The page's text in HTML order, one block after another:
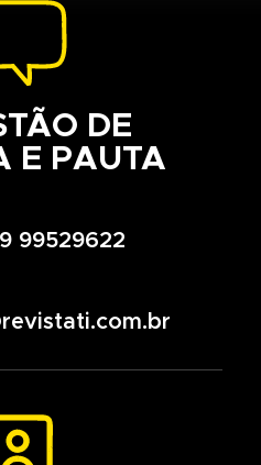
DE
E PAUTA
99529622